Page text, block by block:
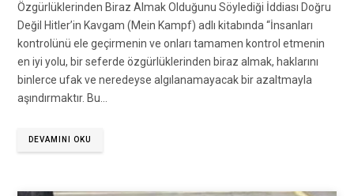
Özgürlüklerinden Biraz Almak Olduğunu Söylediği İddiası Doğru
Değil Hitler’in Kavgam (Mein Kampf) adlı kitabında “İnsanları
kontrolünü ele geçirmenin ve onları tamamen kontrol etmenin
en iyi yolu, bir seferde özgürlüklerinden biraz almak, haklarını
binlerce ufak ve neredeyse algılanamayacak bir azaltmayla
aşındırmaktır. Bu…
DEVAMINI OKU